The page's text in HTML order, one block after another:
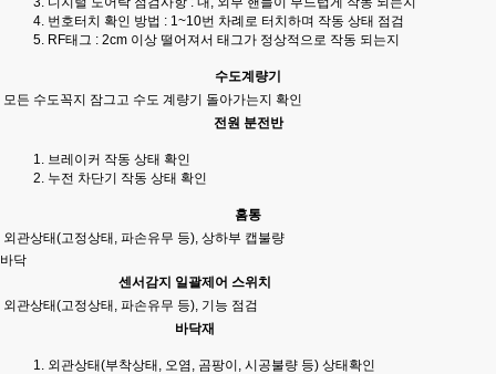
번호터치 확인 방법 : 1~10번 차례로 터치하며 작동 상태 점검
RF태그 : 2cm 이상 떨어져서 태그가 정상적으로 작동 되는지
수도계량기
모든 수도꼭지 잠그고 수도 계량기 돌아가는지 확인
전원 분전반
브레이커 작동 상태 확인
누전 차단기 작동 상태 확인
홈통
외관상태(고정상태, 파손유무 등), 상하부 캡불량
바닥
센서감지 일괄제어 스위치
외관상태(고정상태, 파손유무 등), 기능 점검
바닥재
외관상태(부착상태, 오염, 곰팡이, 시공불량 등) 상태확인